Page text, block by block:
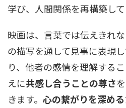
学び、人間関係を再構築し
映画は、言葉では伝えきれ
の描写を通して見事に表現
り、他者の感情を理解する
えに共感し合うことの尊さ
きます。 心の繋がりを深める